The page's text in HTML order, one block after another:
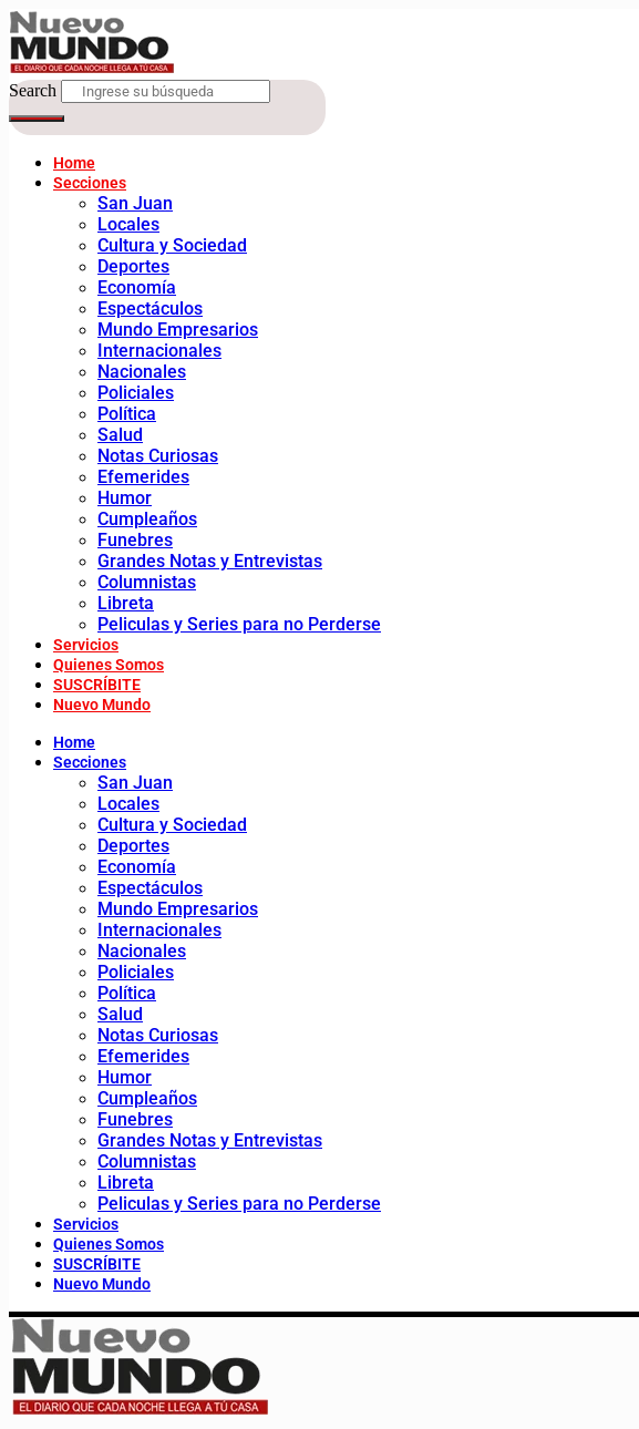
Search
Home
Secciones
San Juan
Locales
Cultura y Sociedad
Deportes
Economía
Espectáculos
Mundo Empresarios
Internacionales
Nacionales
Policiales
Política
Salud
Notas Curiosas
Efemerides
Humor
Cumpleaños
Funebres
Grandes Notas y Entrevistas
Columnistas
Libreta
Peliculas y Series para no Perderse
Servicios
Quienes Somos
SUSCRÍBITE
Nuevo Mundo
Home
Secciones
San Juan
Locales
Cultura y Sociedad
Deportes
Economía
Espectáculos
Mundo Empresarios
Internacionales
Nacionales
Policiales
Política
Salud
Notas Curiosas
Efemerides
Humor
Cumpleaños
Funebres
Grandes Notas y Entrevistas
Columnistas
Libreta
Peliculas y Series para no Perderse
Servicios
Quienes Somos
SUSCRÍBITE
Nuevo Mundo